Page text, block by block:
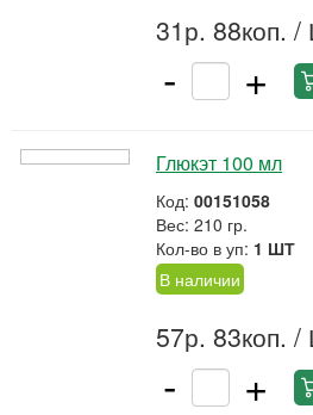
31р. 88коп. /
- +
Глюкэт 100 мл
Код: 00151058
Вес: 210 гр.
Кол-во в уп: 1 ШТ
В наличии
57р. 83коп. /
- +